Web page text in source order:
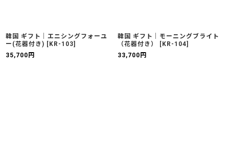
韓国 ギフト｜エニシングフォーユ
ー(花器付き) [ KR-103]
35,700 円
韓国 ギフト｜モーニングブライト
（花器付き）
[ KR-104]
33,700 円